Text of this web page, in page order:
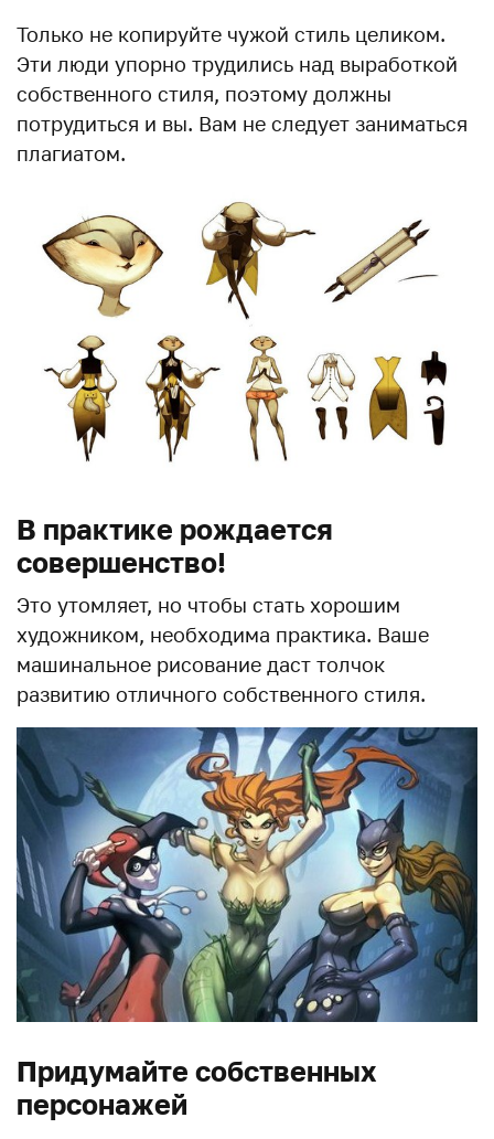
Только не копируйте чужой стиль целиком.
Эти люди упорно трудились над выработкой
собственного стиля, поэтому должны
потрудиться и вы. Вам не следует заниматься
плагиатом.
В практике рождается
совершенство!
Это утомляет, но чтобы стать хорошим
художником, необходима практика. Ваше
машинальное рисование даст толчок
развитию отличного собственного стиля.
Придумайте собственных
персонажей